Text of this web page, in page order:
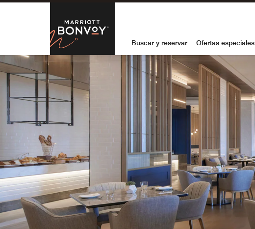
Skip to Content
Marriott Bonvoy
Buscar y reservar Ofertas especiales